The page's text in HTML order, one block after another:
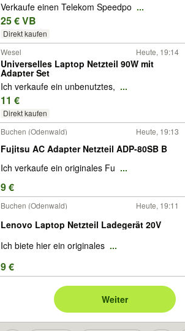
Verkaufe einen Telekom Speedpo ...
25 € VB
Direkt kaufen
Wesel Heute, 19:14
Universelles Laptop Netzteil 90W mit
Adapter Set
Ich verkaufe ein unbenutztes, ...
11 €
Direkt kaufen
Buchen (Odenwald) Heute, 19:13
Fujitsu AC Adapter Netzteil ADP-80SB B
Ich verkaufe ein originales Fu ...
9 €
Buchen (Odenwald) Heute, 19:11
Lenovo Laptop Netzteil Ladegerät 20V
Ich biete hier ein originales ...
9 €
Weiter